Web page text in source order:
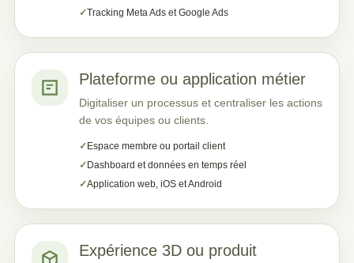
Tracking Meta Ads et Google Ads
Plateforme ou application métier
Digitaliser un processus et centraliser les actions
de vos équipes ou clients.
Espace membre ou portail client
Dashboard et données en temps réel
Application web, iOS et Android
Expérience 3D ou produit